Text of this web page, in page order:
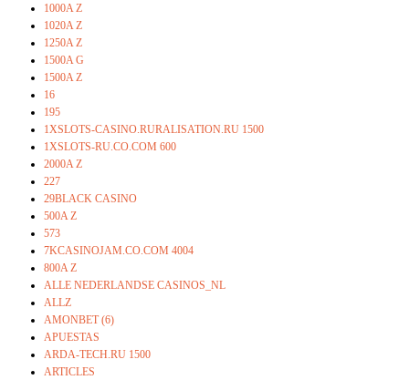
1000A Z
1020A Z
1250A Z
1500A G
1500A Z
16
195
1XSLOTS-CASINO.RURALISATION.RU 1500
1XSLOTS-RU.CO.COM 600
2000A Z
227
29BLACK CASINO
500A Z
573
7KCASINOJAM.CO.COM 4004
800A Z
ALLE NEDERLANDSE CASINOS_NL
ALLZ
AMONBET (6)
APUESTAS
ARDA-TECH.RU 1500
ARTICLES